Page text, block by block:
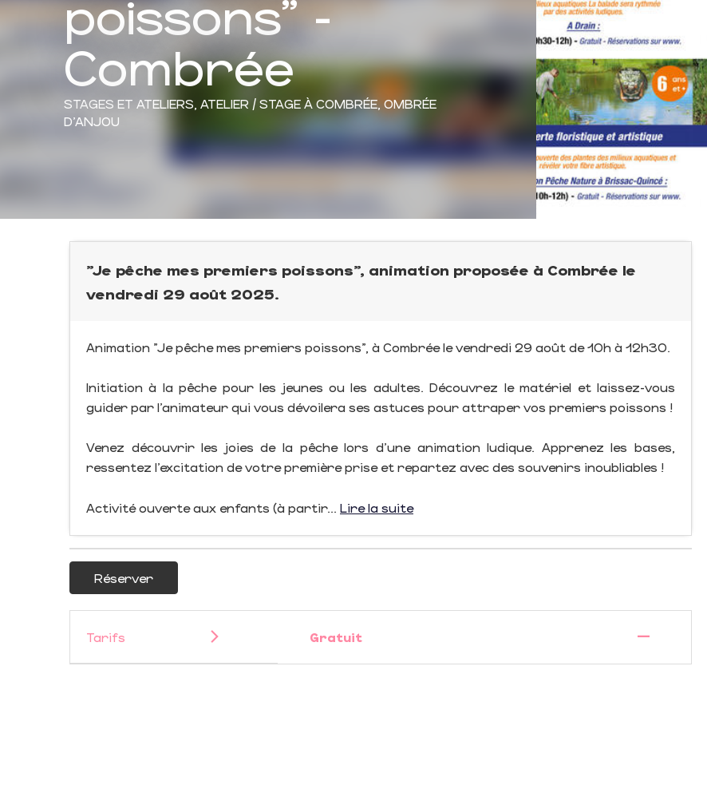
poissons" -
Combrée
STAGES ET ATELIERS, ATELIER / STAGE À COMBRÉE, OMBRÉE
D'ANJOU
"Je pêche mes premiers poissons", animation proposée à Combrée le
vendredi 29 août 2025.
Animation "Je pêche mes premiers poissons", à Combrée le vendredi 29 août de 10h à 12h30.
Initiation à la pêche pour les jeunes ou les adultes. Découvrez le matériel et laissez-vous
guider par l’animateur qui vous dévoilera ses astuces pour attraper vos premiers poissons !
Venez découvrir les joies de la pêche lors d’une animation ludique. Apprenez les bases,
ressentez l’excitation de votre première prise et repartez avec des souvenirs inoubliables !
Activité ouverte aux enfants (à partir... Lire la suite
Réserver
Tarifs Gratuit —